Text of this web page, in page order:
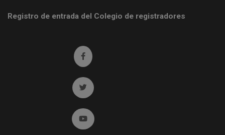
Registro de entrada del Colegio de registradores
Ir a facebook (abre en ventana nueva)
Ir a twitter (abre en ventana nueva)
Ir a YouTube (abre en ventana nueva)